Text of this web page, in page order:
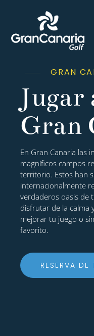
GRAN
Jugar
Gran
En Gran Canaria las
magníficos campos
territorio. Estos han
internacionalmente
verdaderos oasis de
disfrutar de la calma
mejorar tu juego o
favorito.
RESERVA DE